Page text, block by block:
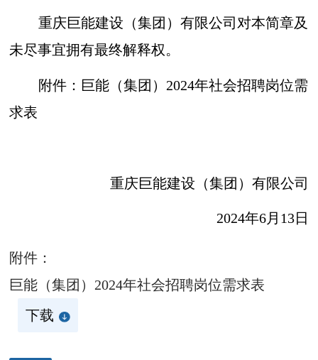
重庆巨能建设（集团）有限公司对本简章及
未尽事宜拥有最终解释权。
附件：巨能（集团）2024年社会招聘岗位需
求表
重庆巨能建设（集团）有限公司
2024年6月13日
附件：
巨能（集团）2024年社会招聘岗位需求表
下载